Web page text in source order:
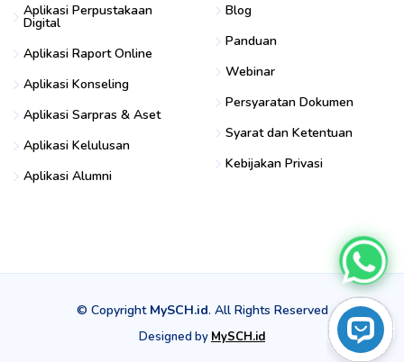
Aplikasi Perpustakaan
Digital
Aplikasi Raport Online
Aplikasi Konseling
Aplikasi Sarpras & Aset
Aplikasi Kelulusan
Aplikasi Alumni
Blog
Panduan
Webinar
Persyaratan Dokumen
Syarat dan Ketentuan
Kebijakan Privasi
© Copyright MySCH.id. All Rights Reserved
Designed by MySCH.id